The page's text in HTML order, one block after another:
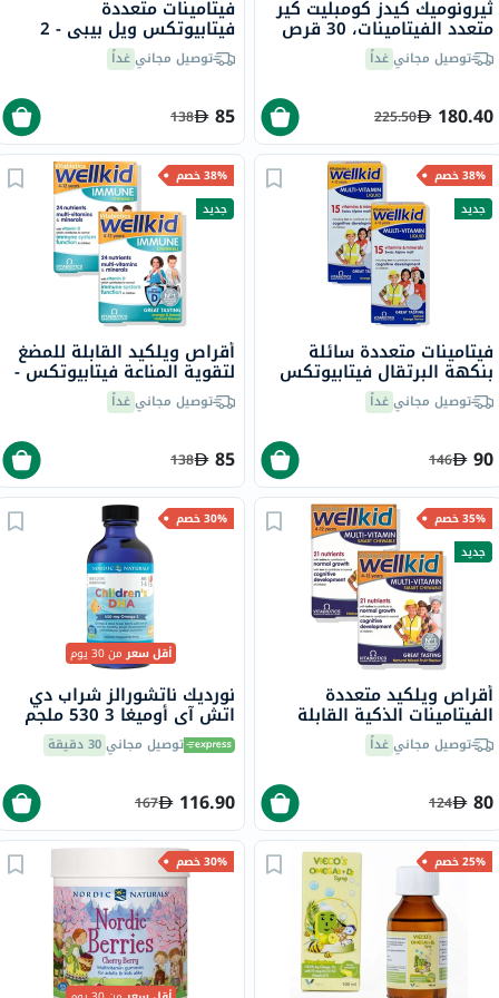
ثيرونوميك كيدز كومبليت كير
متعدد الفيتامينات، 30 قرص
توصيل مجانيغداً
180.40
225.50
فيتامينات متعددة
فيتابيوتكس ويل بيبي - 2
×150 مل توصيل مجانيغداً
85
138
38% خصم
جديد
فيتامينات متعددة سائلة
بنكهة البرتقال فيتابيوتكس
ويلكيد - 2 × 150 مل
توصيل مجانيغداً
90
146
38% خصم
جديد
أقراص ويلكيد القابلة للمضغ
لتقوية المناعة فيتابيوتكس -
2 × 30 قرص توصيل مجانيغداً
85
138
35% خصم
جديد
أقراص ويلكيد متعددة
الفيتامينات الذكية القابلة
قرصتوصيل مجانيغداً
80
124
30% خصم
أقل سعرمن 30 يوم
نورديك ناتشورالز شراب دي
اتش آي أوميغا 3 530 ملجم
للأطفال، 119 ملتوصيل مجاني30 دقيقة
116.90
167
25% خصم 30% خصم